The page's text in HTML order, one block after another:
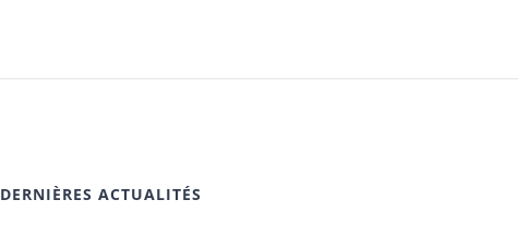
DERNIÈRES ACTUALITÉS